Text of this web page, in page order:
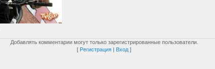
Добавлять комментарии могут только зарегистрированные пользователи.
[ Регистрация | Вход ]